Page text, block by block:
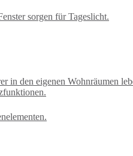
in den eigenen Wohnräumen